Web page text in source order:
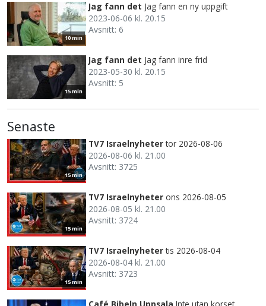
10 min
Jag fann det Jag fann en ny uppgift
2023-06-06 kl. 20.15
Avsnitt: 6
15 min
Jag fann det Jag fann inre frid
2023-05-30 kl. 20.15
Avsnitt: 5
Senaste
15 min
TV7 Israelnyheter tor 2026-08-06
2026-08-06 kl. 21.00
Avsnitt: 3725
15 min
TV7 Israelnyheter ons 2026-08-05
2026-08-05 kl. 21.00
Avsnitt: 3724
15 min
TV7 Israelnyheter tis 2026-08-04
2026-08-04 kl. 21.00
Avsnitt: 3723